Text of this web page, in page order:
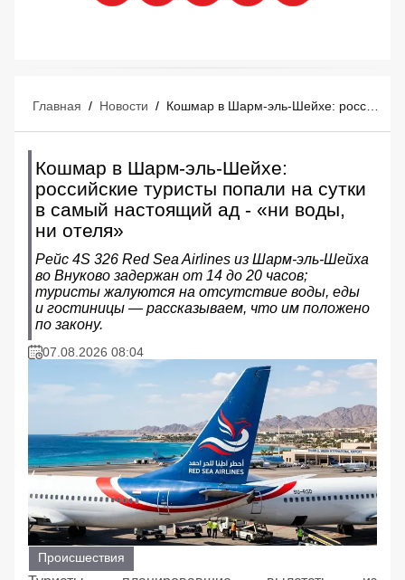
Главная / Новости /
Кошмар в Шарм-эль-Шейхе:
российские туристы попали на сутки
в самый настоящий ад - «ни воды,
ни отеля»
Рейс 4S 326 Red Sea Airlines из Шарм‑эль‑Шейха
во Внуково задержан от 14 до 20 часов;
туристы жалуются на отсутствие воды, еды
и гостиницы — рассказываем, что им положено
по закону.
07.08.2026 08:04
Происшествия